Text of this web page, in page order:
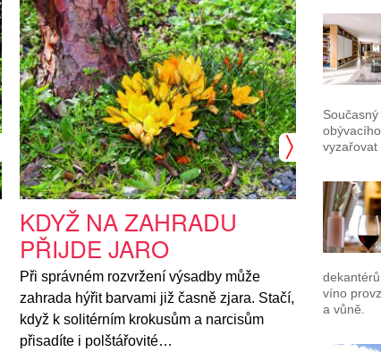
KDYŽ NA ZAHRADU
PŘIJDE JARO
Při správném rozvržení výsadby může
zahrada hýřit barvami již časně zjara. Stačí,
když k solitérním krokusům a narcisům
přisadíte i polštářovité…
vyzařovat
víno
a vůně.